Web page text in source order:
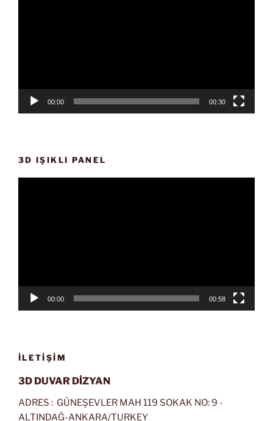
00:00 00:30
3D IŞIKLI PANEL
00:00 00:58
İLETIŞIM
3D DUVAR DİZYAN
ADRES : GÜNEŞEVLER MAH 119 SOKAK NO: 9 -
ALTINDAĞ-ANKARA/TURKEY